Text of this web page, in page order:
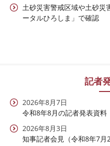
土砂災害警戒区域や土砂災
ータルひろしま」で確認
記者
2026年8月7日
令和8年8月の記者発表資料
2026年8月3日
知事記者会見（令和8年7月